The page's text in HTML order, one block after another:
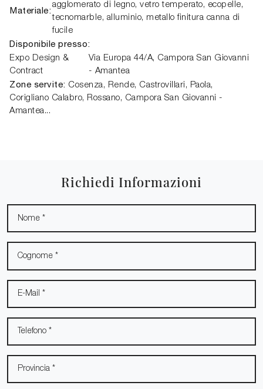
Materiale:
agglomerato di legno, vetro temperato, ecopelle,
tecnomarble, alluminio, metallo finitura canna di
fucile
Disponibile presso:
Expo Design &
Contract
Via Europa 44/A, Campora San Giovanni
- Amantea
Zone servite: Cosenza, Rende, Castrovillari, Paola,
Corigliano Calabro, Rossano, Campora San Giovanni -
Amantea...
Richiedi Informazioni